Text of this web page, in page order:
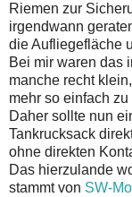
Riemen zur
irgendwann
die Aufliegefläche
Bei mir waren das
manche recht
mehr so einfach
Daher sollte nun
Tankrucksack
ohne direkten
Das hierzulande
stammt von SW-